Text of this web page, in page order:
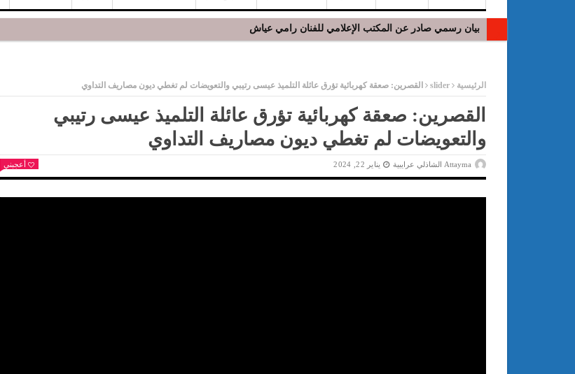
بيان رسمي صادر عن المكتب الإعلامي للفنان رامي عياش
في افتتاح مهرجان بومخلوف الدولي: رؤوف ماهر يتالق و يشد الجمهور الحاضر
الرئيسية slider القصرين: صعقة كهربائية تؤرق عائلة التلميذ عيسى رتيبي والتعويضات لم تغطي ديون مصاريف التداوي
القصرين: صعقة كهربائية تؤرق عائلة التلميذ عيسى رتيبي
والتعويضات لم تغطي ديون مصاريف التداوي
Attayma الشاذلي عرايبية يناير 22, 2024 أعجبني